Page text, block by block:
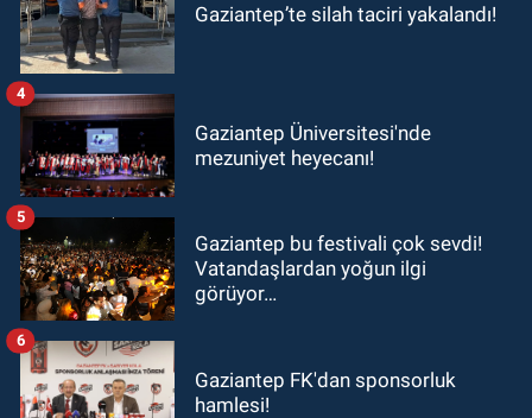
Gaziantep’te silah taciri yakalandı!
Gaziantep Üniversitesi'nde
mezuniyet heyecanı!
4
Gaziantep bu festivali çok sevdi!
Vatandaşlardan yoğun ilgi
görüyor…
5
Gaziantep FK'dan sponsorluk
hamlesi!
6